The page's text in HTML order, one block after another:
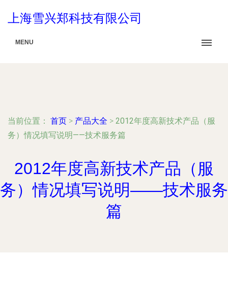
上海雪兴郑科技有限公司
MENU
当前位置： 首页 > 产品大全 > 2012年度高新技术产品（服
务）情况填写说明——技术服务篇
2012年度高新技术产品（服
务）情况填写说明——技术服务
篇